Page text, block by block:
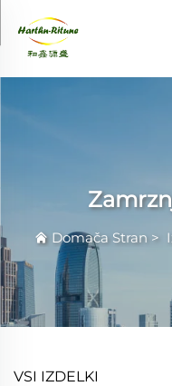
Domača Stran >
VSI IZDELKI